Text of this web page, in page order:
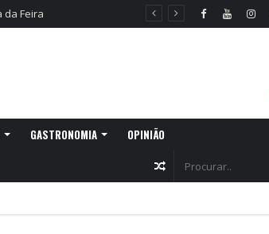
GASTRONOMIA OPINIÃO
Random